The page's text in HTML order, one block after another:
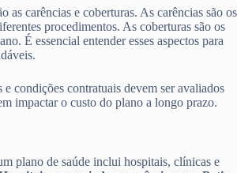
as carências e coberturas. As carências são os
procedimentos. As coberturas são os
É essencial entender esses aspectos para
e condições contratuais devem ser avaliados
impactar o custo do plano a longo prazo.
plano de saúde inclui hospitais, clínicas e